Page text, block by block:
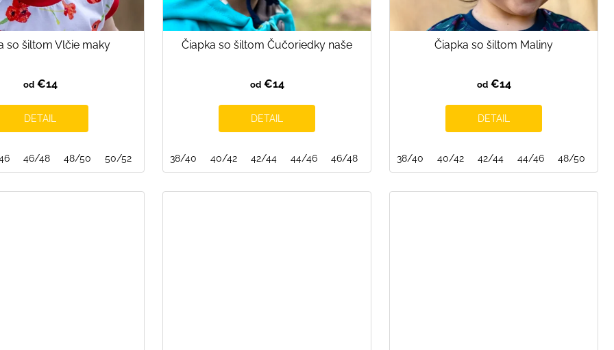
52/54 54/56
so šiltom Vlčie maky
od€14
DETAIL
46/48 48/50 50/52 54/56
Čiapka so šiltom Čučoriedky naše
od€14
DETAIL
38/40 40/42 42/44 44/46 46/48 48/50 50/52 52/54 54/56
Čiapka so šiltom Maliny
od€14
DETAIL
38/40 40/42 42/44 44/46 48/50